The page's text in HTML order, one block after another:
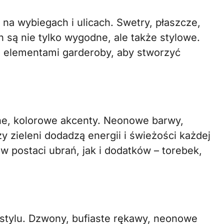
wybiegach i ulicach. Swetry, płaszcze,
nie tylko wygodne, ale także stylowe.
garderoby, aby stworzyć
kolorowe akcenty. Neonowe barwy,
zieleni dodadzą energii i świeżości każdej
postaci ubrań, jak i dodatków – torebek,
Dzwony, bufiaste rękawy, neonowe